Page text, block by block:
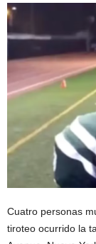
Cuatro personas
tiroteo ocurrido la